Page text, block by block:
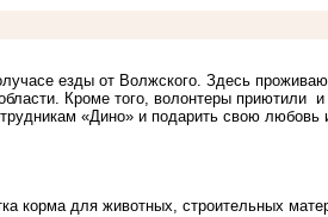
езды от Волжского. Здесь
Кроме того, волонтеры приютили
«Дино» и подарить свою любовь
корма для животных, строительных